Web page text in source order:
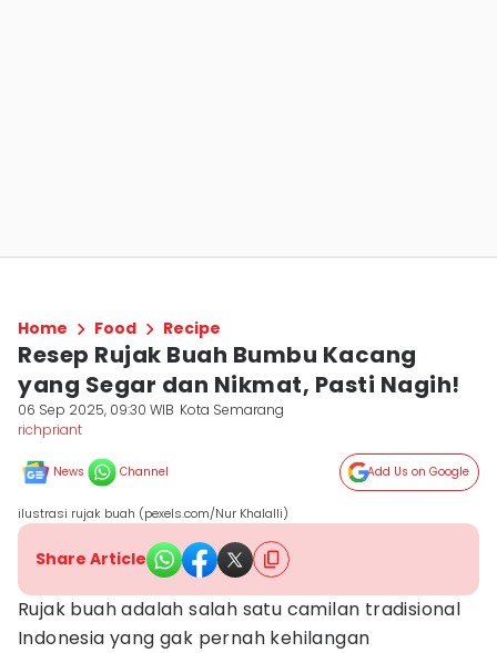
Home Food Recipe
Resep Rujak Buah Bumbu Kacang
yang Segar dan Nikmat, Pasti Nagih!
06 Sep 2025, 09:30 WIB Kota Semarang
richpriant
News Channel Add Us on Google
ilustrasi rujak buah (pexels.com/Nur Khalalli)
Share Article
Rujak buah adalah salah satu camilan tradisional
Indonesia yang gak pernah kehilangan